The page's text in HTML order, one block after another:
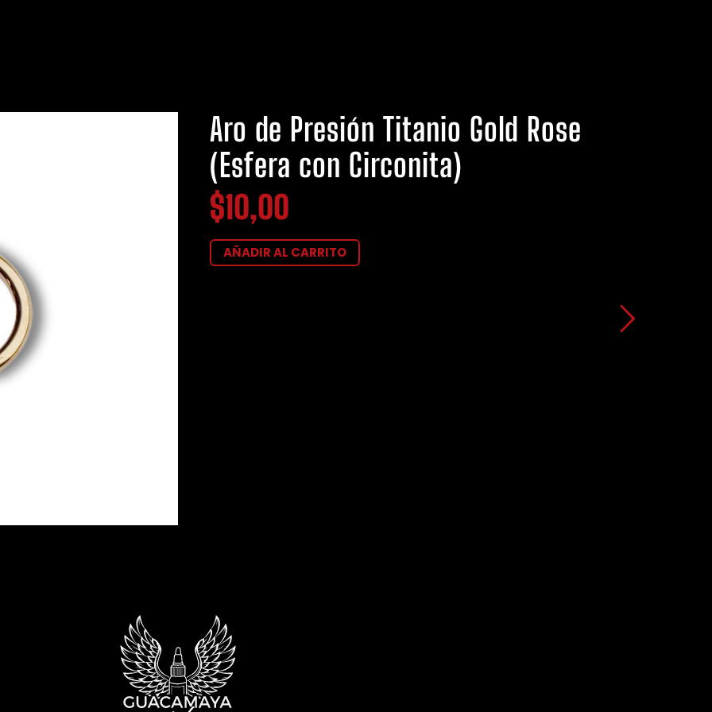
Aro de Presión Titanio Gold Rose
(Esfera con Circonita)
$10,00
AÑADIR AL CARRITO